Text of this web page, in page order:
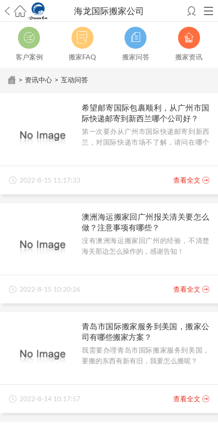
海龙国际搬家公司
希望邮寄国际包裹顺利，从广州市国际快递邮寄到新西兰哪个公司好？
澳洲海运搬家回广州报关清关要怎么做？注意事项有哪些？
青岛市国际
搬家服务到美国，搬家公司有哪些搬家方案？大连市国际搬家服务到中
国台湾是一种怎样的体验？有人分享搬家经历吗？
从长沙市国际快递邮
寄到韩国有哪些国际快递方式？用哪种好？
法有哪些？具体怎么操作？
国际搬家：家具海运到奥克兰怎么样能省
影响国际搬家吗？上海搬家到新西兰旺格雷有点不一样 北京私人物品运
输到澳大利亚，移民如何跨国搬家？上海移民搬家到塞浦路斯，国际搬
家怎么搬省钱？昆明搬家到美国，如何打包才能对国际长途运输放心？
从重庆市托运到美国从上海市托运到澳大利亚
市搬家到英国从南京市搬家到加拿大从大连市搬家到英国从佛山市搬家
到美国从北京市搬家到西班牙
客户案例 搬家FAQ 搬家问答 搬家资讯
> 资讯中心 > 互动问答
希望邮寄国际包裹顺利，从广州市国
际快递邮寄到新西兰哪个公司好？
第一次要办从广州市国际快递邮寄到新西
兰，对国际快递市场不了解，请问在哪个
2022-8-15 11:17:33 查看全文
澳洲海运搬家回广州报关清关要怎么
做？注意事项有哪些？
没有澳洲海运搬家回广州的经验，不清楚
海关那边怎么操作的，感谢告知！
2022-8-15 10:20:26 查看全文
青岛市国际搬家服务到美国，搬家公
司有哪些搬家方案？
我需要办理青岛市国际搬家服务到美国，
要搬的东西有新有旧，我要怎么搬呢？
2022-8-14 10:17:57 查看全文